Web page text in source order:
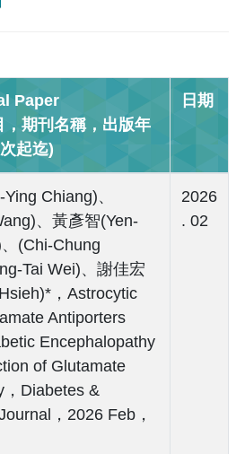
Paper
期刊名稱，出版年
起迄)
日期
Chiang)、
、黃彥智(Yen-
(Chi-Chung
Tai Wei)、謝佳宏
，Astrocytic
Antiporters
Encephalopathy
of Glutamate
Diabetes &
，2026 Feb，
2026
. 02